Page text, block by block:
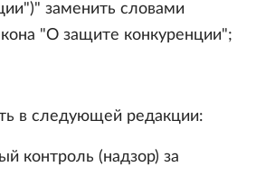
заменить словами
"О защите конкуренции";
в следующей редакции:
контроль (надзор) за